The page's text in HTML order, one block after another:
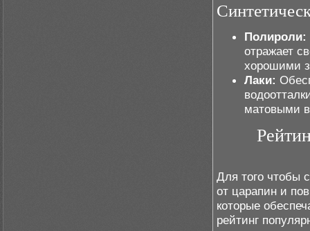
Полироли:
отражает
хорошими
Лаки:
матовыми
Для того чтобы
от царапин и
которые
рейтинг